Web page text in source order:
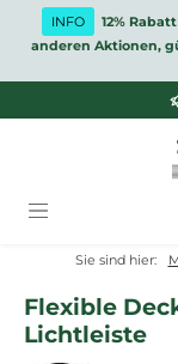
Zum Hauptinhalt
INFO
12%
anderen Aktionen,
Sie sind hier:
Flexible
Lichtleiste